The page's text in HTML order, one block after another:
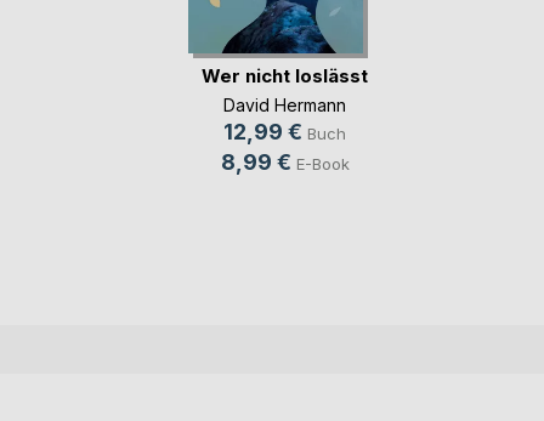
Wer nicht loslässt
David Hermann
12,99 € Buch
8,99 € E-Book